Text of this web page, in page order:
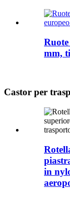
mm,
Castor per
in